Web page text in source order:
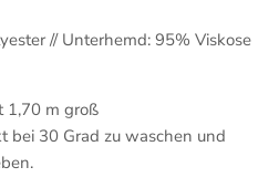
// Unterhemd: 95% Viskose
1,70 m groß
bei 30 Grad zu waschen und